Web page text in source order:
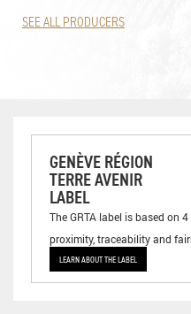
SEE ALL PRODUCERS
GENÈVE RÉGION
TERRE AVENIR
LABEL
The GRTA label is based on
proximity, traceability and
LEARN ABOUT THE LABEL